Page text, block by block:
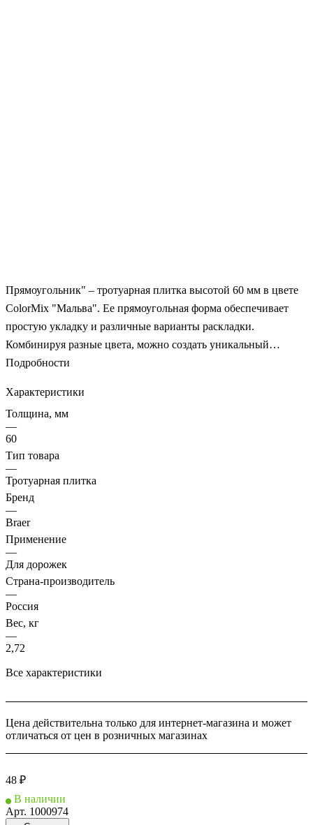
Прямоугольник" – тротуарная плитка высотой 60 мм в цвете
ColorMix "Мальва". Ее прямоугольная форма обеспечивает
простую укладку и различные варианты раскладки.
Комбинируя разные цвета, можно создать уникальный
рисунок мощения. Классический выбор для облицовки
технологии Color mix – неоднородна в отличие от
монопрокраса. Нельзя судить по цвету отдельно взятого
элемента, на другом элементе рисунок и цвет будет другой, а
на третьем — третий. Только в объеме мощения виден
рисунок.
Подробности
Характеристики
Толщина, мм
—
60
Тип товара
—
Тротуарная плитка
Бренд
—
Braer
Применение
—
Для дорожек
Страна-производитель
—
Россия
Вес, кг
—
2,72
Все характеристики
Цена действительна только для интернет-магазина и может
отличаться от цен в розничных магазинах
48 ₽
В наличии
Арт. 1000974